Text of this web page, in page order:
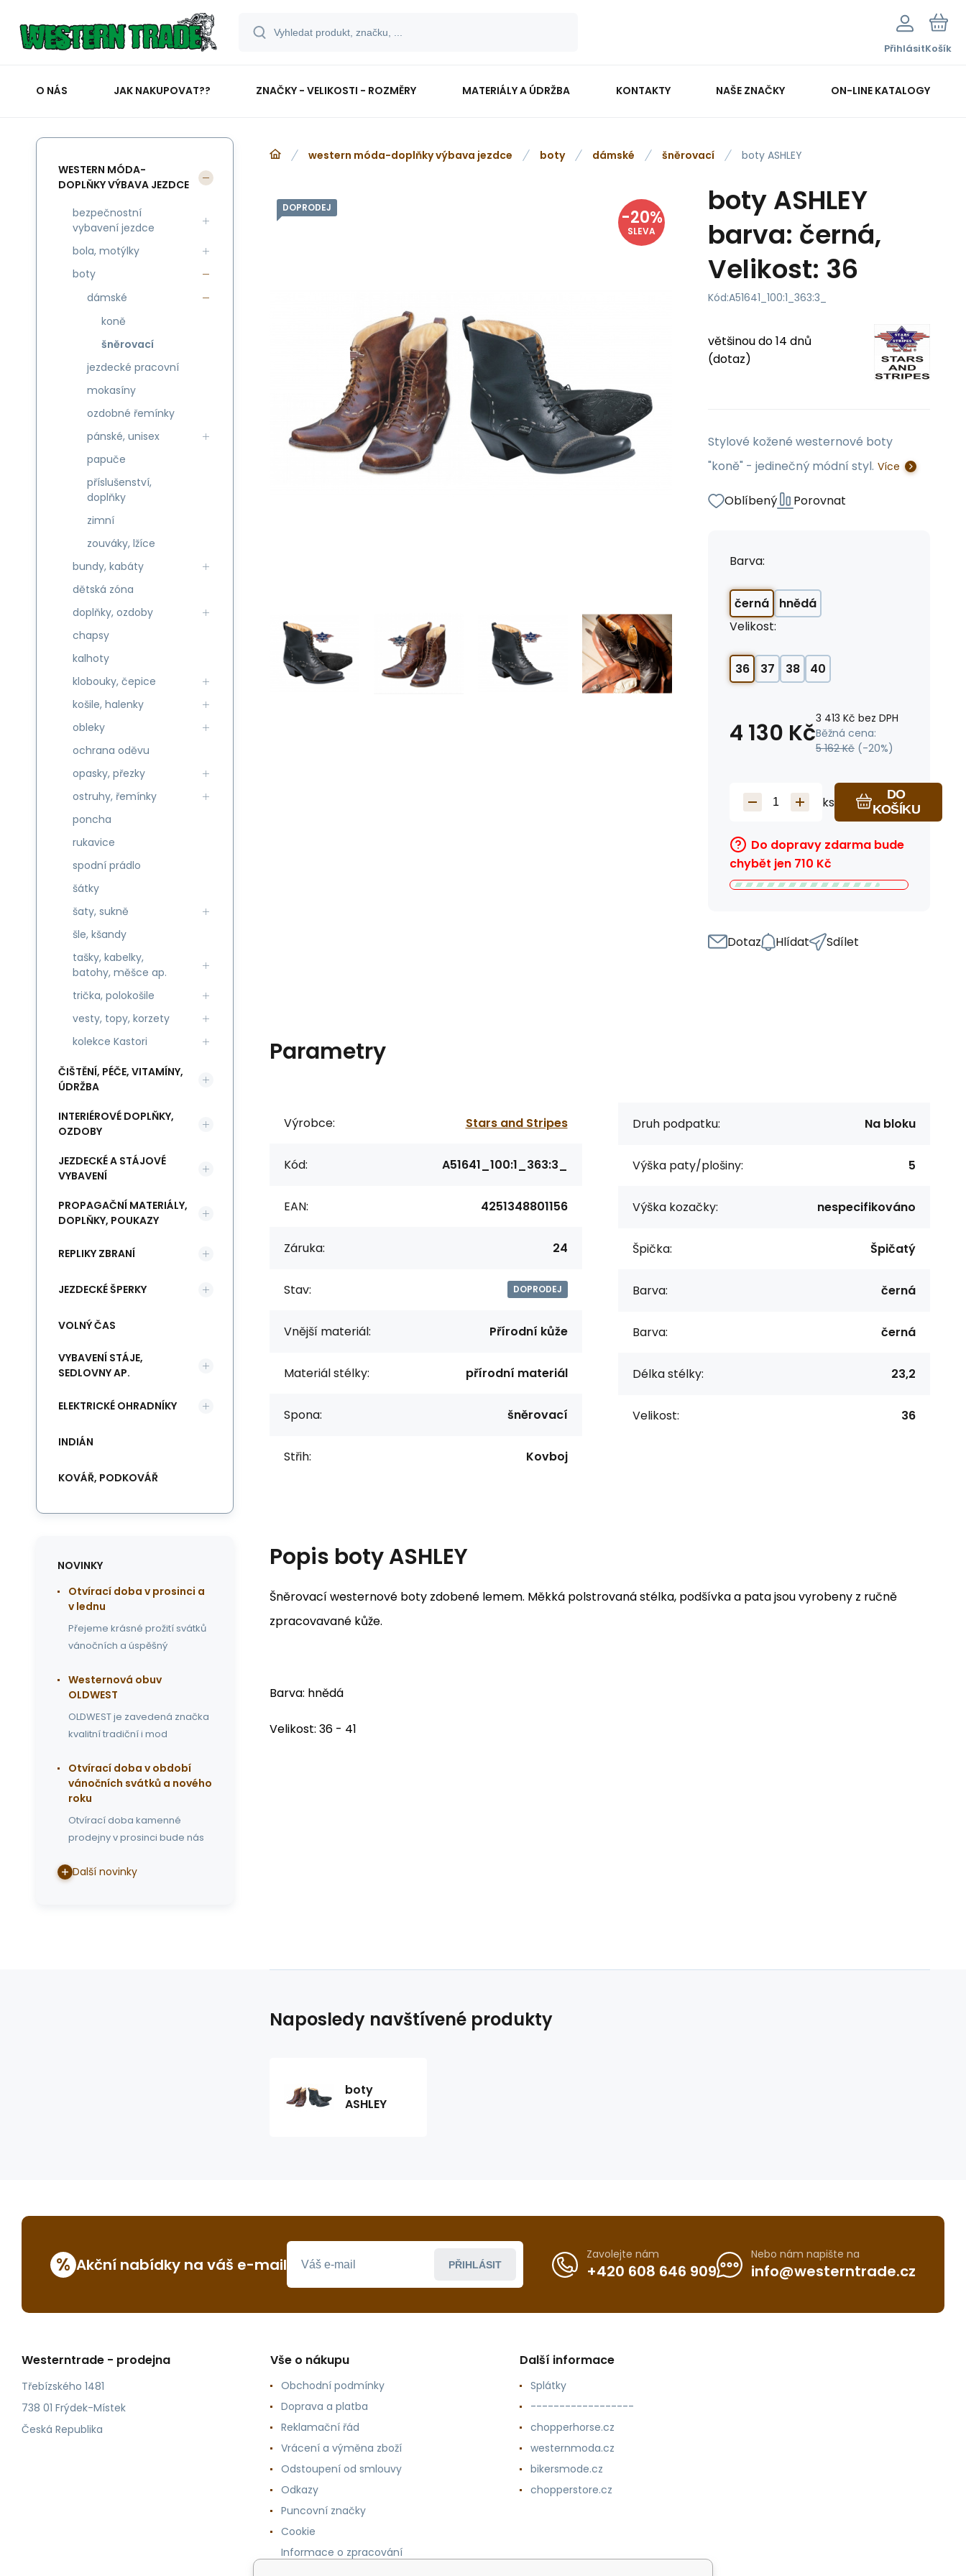
PřihlásitKošík
O NÁS JAK NAKUPOVAT?? ZNAČKY - VELIKOSTI - ROZMĚRY MATERIÁLY A ÚDRŽBA KONTAKTY NAŠE ZNAČKY ON-LINE KATALOGY
western móda-doplňky výbava jezdce boty dámské šněrovací boty ASHLEY
DOPRODEJ -20%
SLEVA
boty ASHLEY
barva: černá,
Velikost: 36
Kód:A51641_100:1_363:3_
většinou do 14 dnů
(dotaz)
Stylové kožené westernové boty
"koně" - jedinečný módní styl. Více
Oblíbený Porovnat
Barva:
černá
hnědá
Velikost:
36 37 38 40
4 130 Kč3 413 Kč bez DPH
Běžná cena:
5 162 Kč (-20%)
ks
DO
KOŠÍKU
Do dopravy zdarma bude
chybět jen 710 Kč
Dotaz Hlídat Sdílet
Parametry
Výrobce: Stars and Stripes
Kód: A51641_100:1_363:3_
EAN: 4251348801156
Záruka: 24
Stav: DOPRODEJ
Vnější materiál: Přírodní kůže
Materiál stélky: přírodní materiál
Spona: šněrovací
Střih: Kovboj
Druh podpatku: Na bloku
Výška paty/plošiny: 5
Výška kozačky: nespecifikováno
Špička: Špičatý
Barva: černá
Barva: černá
Délka stélky: 23,2
Velikost: 36
Popis boty ASHLEY
Šněrovací westernové boty zdobené lemem. Měkká polstrovaná stélka, podšívka a pata jsou vyrobeny z ručně
zpracovavané kůže.
Barva: hnědá
Velikost: 36 - 41
WESTERN MÓDA-
DOPLŇKY VÝBAVA JEZDCE
bezpečnostní
vybavení jezdce
bola, motýlky
boty
dámské
koně
šněrovací
jezdecké pracovní
mokasíny
ozdobné řemínky
pánské, unisex
papuče
příslušenství,
doplňky
zimní
zouváky, lžíce
bundy, kabáty
dětská zóna
doplňky, ozdoby
chapsy
kalhoty
klobouky, čepice
košile, halenky
obleky
ochrana oděvu
opasky, přezky
ostruhy, řemínky
poncha
rukavice
spodní prádlo
šátky
šaty, sukně
šle, kšandy
tašky, kabelky,
batohy, měšce ap.
trička, polokošile
vesty, topy, korzety
kolekce Kastori
ČIŠTĚNÍ, PÉČE, VITAMÍNY,
ÚDRŽBA
INTERIÉROVÉ DOPLŇKY,
OZDOBY
JEZDECKÉ A STÁJOVÉ
VYBAVENÍ
PROPAGAČNÍ MATERIÁLY,
DOPLŇKY, POUKAZY
REPLIKY ZBRANÍ
JEZDECKÉ ŠPERKY
VOLNÝ ČAS
VYBAVENÍ STÁJE,
SEDLOVNY AP.
ELEKTRICKÉ OHRADNÍKY
INDIÁN
KOVÁŘ, PODKOVÁŘ
NOVINKY
Otvírací doba v prosinci a
v lednu
Přejeme krásné prožití svátků
vánočních a úspěšný
Westernová obuv
OLDWEST
OLDWEST je zavedená značka
kvalitní tradiční i mod
Otvírací doba v období
vánočních svátků a nového
roku
Otvírací doba kamenné
prodejny v prosinci bude nás
Další novinky
Naposledy navštívené produkty
boty
ASHLEY
% Akční nabídky na váš e-mail PŘIHLÁSIT
Zavolejte nám
+420 608 646 909
Nebo nám napište na
info@westerntrade.cz
Westerntrade - prodejna
Třebízského 1481
738 01 Frýdek-Místek
Česká Republika
Vše o nákupu
Obchodní podmínky
Doprava a platba
Reklamační řád
Vrácení a výměna zboží
Odstoupení od smlouvy
Odkazy
Puncovní značky
Cookie
Informace o zpracování
Další informace
Splátky
------------------
chopperhorse.cz
westernmoda.cz
bikersmode.cz
chopperstore.cz